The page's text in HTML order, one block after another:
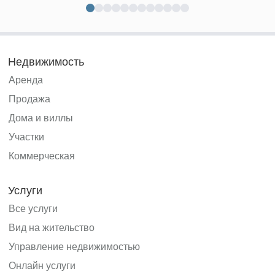
Недвижимость
Аренда
Продажа
Дома и виллы
Участки
Коммерческая
Услуги
Все услуги
Вид на жительство
Управление недвижимостью
Онлайн услуги